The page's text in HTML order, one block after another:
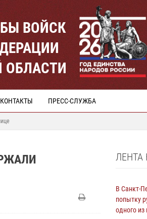
ВОЙСК
ОБЛАСТИ
КОНТАКТЫ ПРЕСС-СЛУЖБА
ЛЕНТА
В Санкт-
попытку
одного из